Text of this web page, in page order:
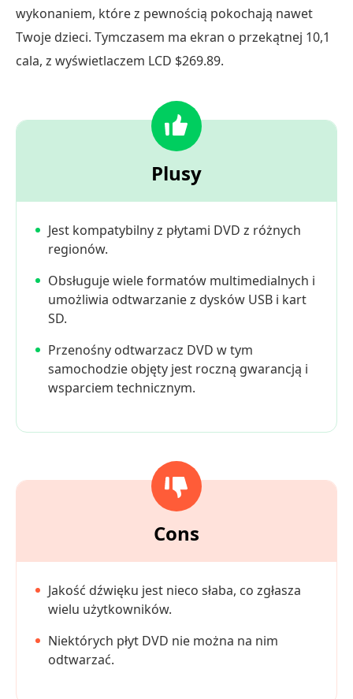
wykonaniem, które z pewnością pokochają nawet
Twoje dzieci. Tymczasem ma ekran o przekątnej 10,1
cala, z wyświetlaczem LCD $269.89.
Plusy
Jest kompatybilny z płytami DVD z różnych
regionów.
Obsługuje wiele formatów multimedialnych i
umożliwia odtwarzanie z dysków USB i kart
SD.
Przenośny odtwarzacz DVD w tym
samochodzie objęty jest roczną gwarancją i
wsparciem technicznym.
Cons
Jakość dźwięku jest nieco słaba, co zgłasza
wielu użytkowników.
Niektórych płyt DVD nie można na nim
odtwarzać.